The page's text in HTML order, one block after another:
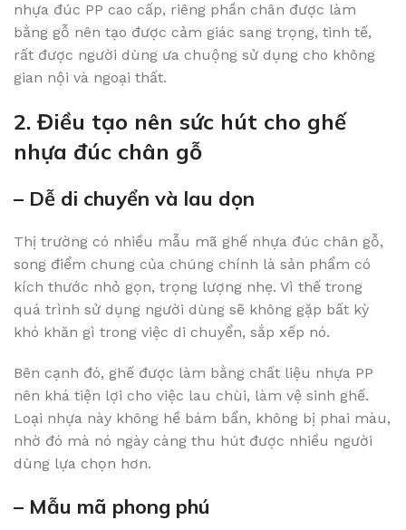
nhựa đúc PP cao cấp, riêng phần chân được làm
bằng gỗ nên tạo được cảm giác sang trọng, tinh tế,
rất được người dùng ưa chuộng sử dụng cho không
gian nội và ngoại thất.
2. Điều tạo nên sức hút cho ghế
nhựa đúc chân gỗ
– Dễ di chuyển và lau dọn
Thị trường có nhiều mẫu mã ghế nhựa đúc chân gỗ,
song điểm chung của chúng chính là sản phẩm có
kích thước nhỏ gọn, trọng lượng nhẹ. Vì thế trong
quá trình sử dụng người dùng sẽ không gặp bất kỳ
khó khăn gì trong việc di chuyển, sắp xếp nó.
Bên cạnh đó, ghế được làm bằng chất liệu nhựa PP
nên khá tiện lợi cho việc lau chùi, làm vệ sinh ghế.
Loại nhựa này không hề bám bẩn, không bị phai màu,
nhờ đó mà nó ngày càng thu hút được nhiều người
dùng lựa chọn hơn.
– Mẫu mã phong phú